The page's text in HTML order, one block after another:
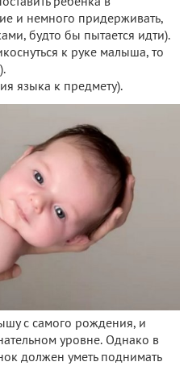
и немного придерживать,
будто бы пытается идти).
к руке малыша, то
языка к предмету).
с самого рождения, и
уровне. Однако в
должен уметь поднимать